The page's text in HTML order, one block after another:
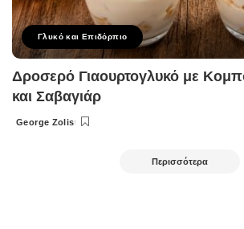
Γλυκό και Επιδόρπιο
Δροσερό Γιαουρτογλυκό με
και Σαβαγιάρ
Posted
George Zolis
Περισσότερα